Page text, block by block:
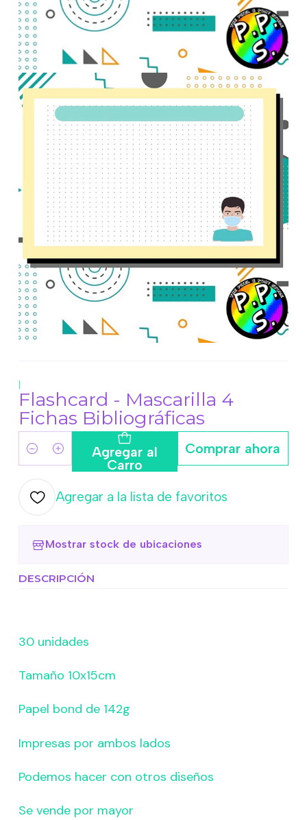
|
Flashcard - Mascarilla 4
Fichas Bibliográficas
Cantidad Agregar al
Carro
Comprar ahora
Agregar a la lista de favoritos
Mostrar stock de ubicaciones
DESCRIPCIÓN
30 unidades
Tamaño 10x15cm
Papel bond de 142g
Impresas por ambos lados
Podemos hacer con otros diseños
Se vende por mayor